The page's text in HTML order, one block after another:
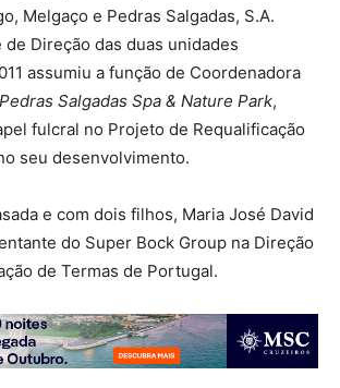
Melgaço e Pedras Salgadas, S.A.
Direção das duas unidades
assumiu a função de Coordenadora
Pedras Salgadas Spa & Nature Park,
fulcral no Projeto de Requalificação
seu desenvolvimento.
e com dois filhos, Maria José David
do Super Bock Group na Direção
de Termas de Portugal.